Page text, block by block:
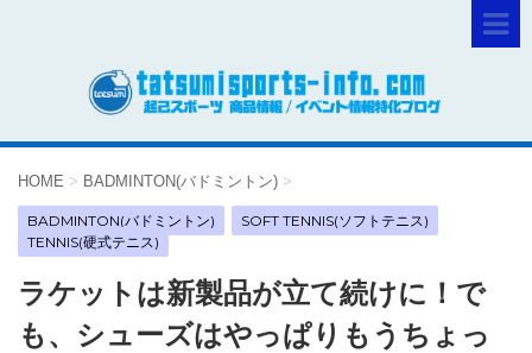
HOME > BADMINTON(バドミントン) >
BADMINTON(バドミントン)
SOFT TENNIS(ソフトテニス)
TENNIS(硬式テニス)
ラケットは新製品が立て続けに！で
も、シューズはやっぱりもうちょっ